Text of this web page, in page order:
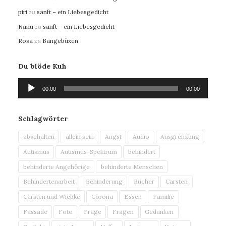
piri zu sanft – ein Liebesgedicht
Nanu zu sanft – ein Liebesgedicht
Rosa zu Bangebüxen
Du blöde Kuh
Audio-
Player
00:00 00:00
Schlagwörter
abschalten allein sein Angst Audio
Ausgrenzung
Autismus
Autismus-Spektrum
behindert
behinderte Angehörige
behinderte Menschen
Behindertenarbeit
Behinderung Bücher
Carsten
Carsten und Wiebke
Corona Essen
Familie
Fassade
Foto Frage Fragen
Gedanken